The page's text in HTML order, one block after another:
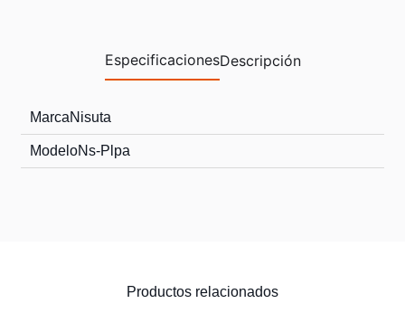
EspecificacionesDescripción
MarcaNisuta
ModeloNs-Plpa
Productos relacionados